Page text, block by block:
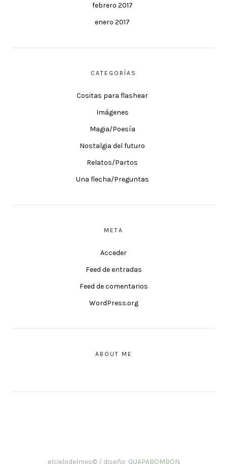
febrero 2017
enero 2017
CATEGORÍAS
Cositas para flashear
Imágenes
Magia/Poesía
Nostalgia del futuro
Relatos/Partos
Una flecha/Preguntas
META
Acceder
Feed de entradas
Feed de comentarios
WordPress.org
ABOUT ME
elcielodelmes© / diseño: GUAPABOMBON